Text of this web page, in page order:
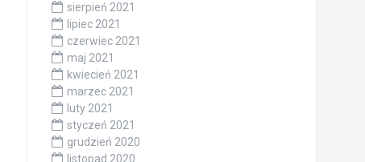
sierpień 2021
lipiec 2021
czerwiec 2021
maj 2021
kwiecień 2021
marzec 2021
luty 2021
styczeń 2021
grudzień 2020
listopad 2020